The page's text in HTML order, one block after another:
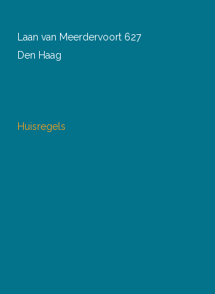
Laan van Meerdervoort 627
Den Haag
Huisregels